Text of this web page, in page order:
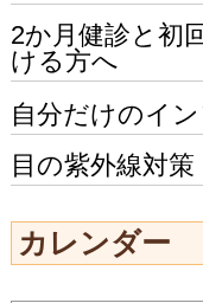
2か月健診と初
ける方へ
自分だけのイン
目の紫外線対策
カレンダー